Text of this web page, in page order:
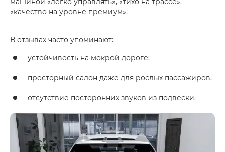
«качество на уровне премиум».
В отзывах часто упоминают:
устойчивость на мокрой дороге;
просторный салон даже для рослых пассажиров,
отсутствие посторонних звуков из подвески.